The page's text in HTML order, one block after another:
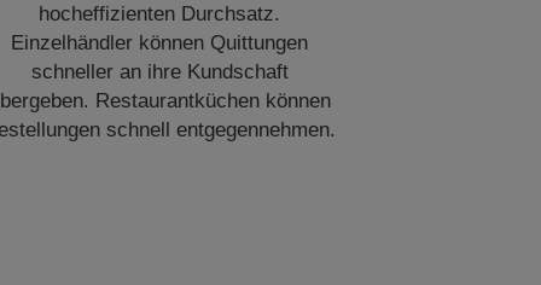
hocheffizienten Durchsatz.
Einzelhändler können Quittungen
schneller an ihre Kundschaft
Restaurantküchen können
schnell entgegennehmen.